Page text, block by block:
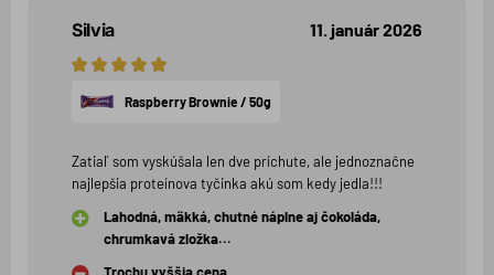
Silvia
5
Raspberry Brownie / 50g
11. január 2026
Zatiaľ som vyskúšala len dve príchute, ale jednoznačne
najlepšia proteínova tyčinka akú som kedy jedla!!!
Lahodná, mäkká, chutné náplne aj čokoláda,
chrumkavá zložka...